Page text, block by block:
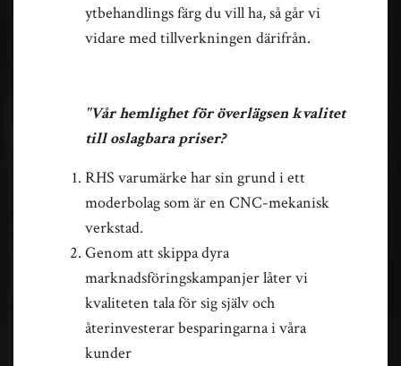
ytbehandlings färg du vill ha, så går vi
vidare med tillverkningen därifrån.
"Vår hemlighet för överlägsen kvalitet
till oslagbara priser?
RHS varumärke har sin grund i ett
moderbolag som är en CNC-mekanisk
verkstad.
Genom att skippa dyra
marknadsföringskampanjer låter vi
kvaliteten tala för sig själv och
återinvesterar besparingarna i våra
kunder